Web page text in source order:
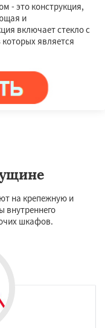
- это конструкция,
и
включает стекло с
является
на крепежную и
внутреннего
шкафов.